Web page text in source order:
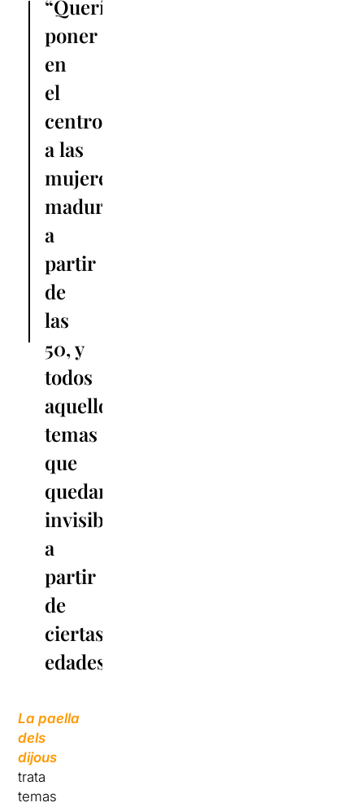
“Queríamos
poner
en
el
centro
a las
mujeres
maduras,
a
partir
de
las
50, y
todos
aquellos
temas
que
quedan
invisibilizados
a
partir
de
ciertas
edades”
La paella
dels
dijous
trata
temas